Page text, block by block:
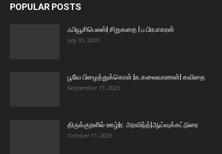
POPULAR POSTS
ஃபியூசிபெலஸ்| சிறுகதை | ப.பிரபாகரன்
July 31, 2023
பூவே பிழைத்துக்கொள் |க.கலைவாணன்| கவிதை
September 11, 2023
திருக்குறளில் ஊழ்|ர. அரவிந்த்|ஆய்வுக்கட்டுரை
October 11, 2023